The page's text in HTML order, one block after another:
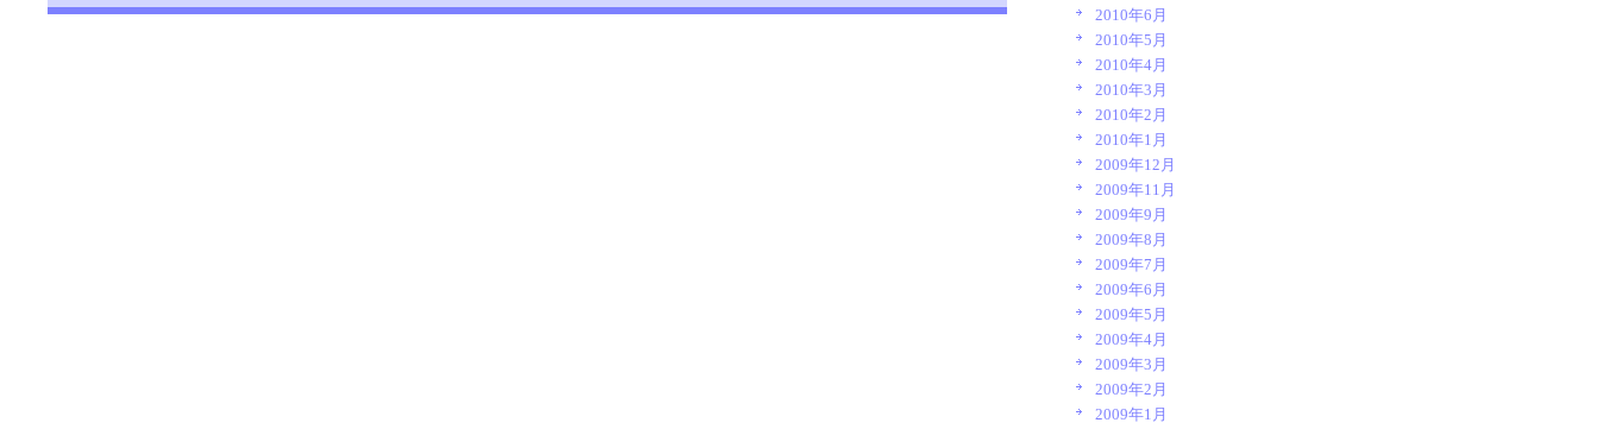
2010年6月
2010年5月
2010年4月
2010年3月
2010年2月
2010年1月
2009年12月
2009年11月
2009年9月
2009年8月
2009年7月
2009年6月
2009年5月
2009年4月
2009年3月
2009年2月
2009年1月